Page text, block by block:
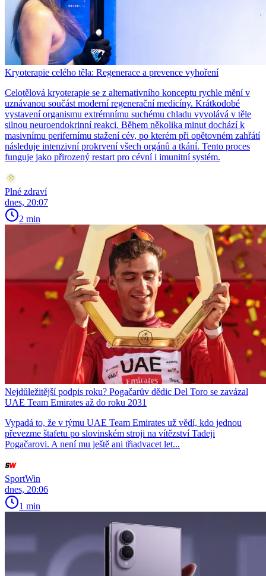
Kryoterapie celého těla: Regenerace a prevence vyhoření
Celotělová kryoterapie se z alternativního konceptu rychle mění v
uznávanou součást moderní regenerační medicíny. Krátkodobé
vystavení organismu extrémnímu suchému chladu vyvolává v těle
silnou neuroendokrinní reakci. Během několika minut dochází k
masivnímu perifernímu stažení cév, po kterém při opětovném zahřátí
následuje intenzivní prokrvení všech orgánů a tkání. Tento proces
funguje jako přirozený restart pro cévní i imunitní systém.
Plné zdraví
dnes, 20:07
2 min
Nejdůležitější podpis roku? Pogačarův dědic Del Toro se zavázal
UAE Team Emirates až do roku 2031
Vypadá to, že v týmu UAE Team Emirates už vědí, kdo jednou
převezme štafetu po slovinském stroji na vítězství Tadeji
Pogačarovi. A není mu ještě ani třiadvacet let...
SportWin
dnes, 20:06
1 min